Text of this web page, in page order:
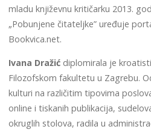
mladu književnu kritičarku 2013.
„Pobunjene čitateljke” uređuje
Bookvica.net.
Ivana Dražić diplomirala je
Filozofskom fakultetu u Zagrebu.
kulturi na različitim tipovima
online i tiskanih publikacija,
okruglih stolova, radila u